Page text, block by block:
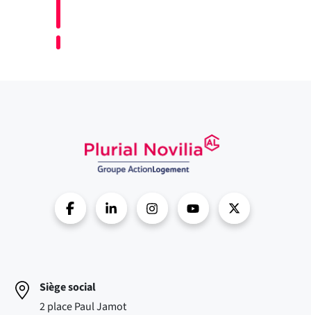
Siège social
2 place Paul Jamot